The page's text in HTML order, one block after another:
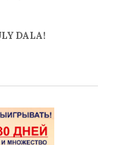
DALA!